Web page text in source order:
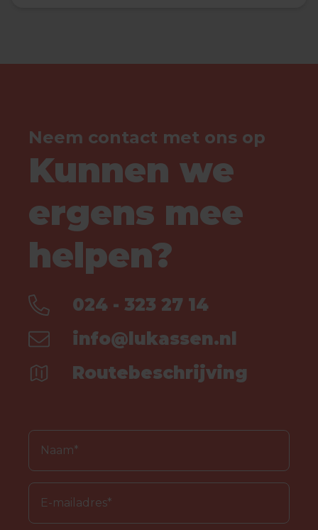
Neem contact met ons op
Kunnen we
ergens mee
helpen?
024 - 323 27 14
info@lukassen.nl
Routebeschrijving